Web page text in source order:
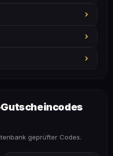
geprüfter Codes.